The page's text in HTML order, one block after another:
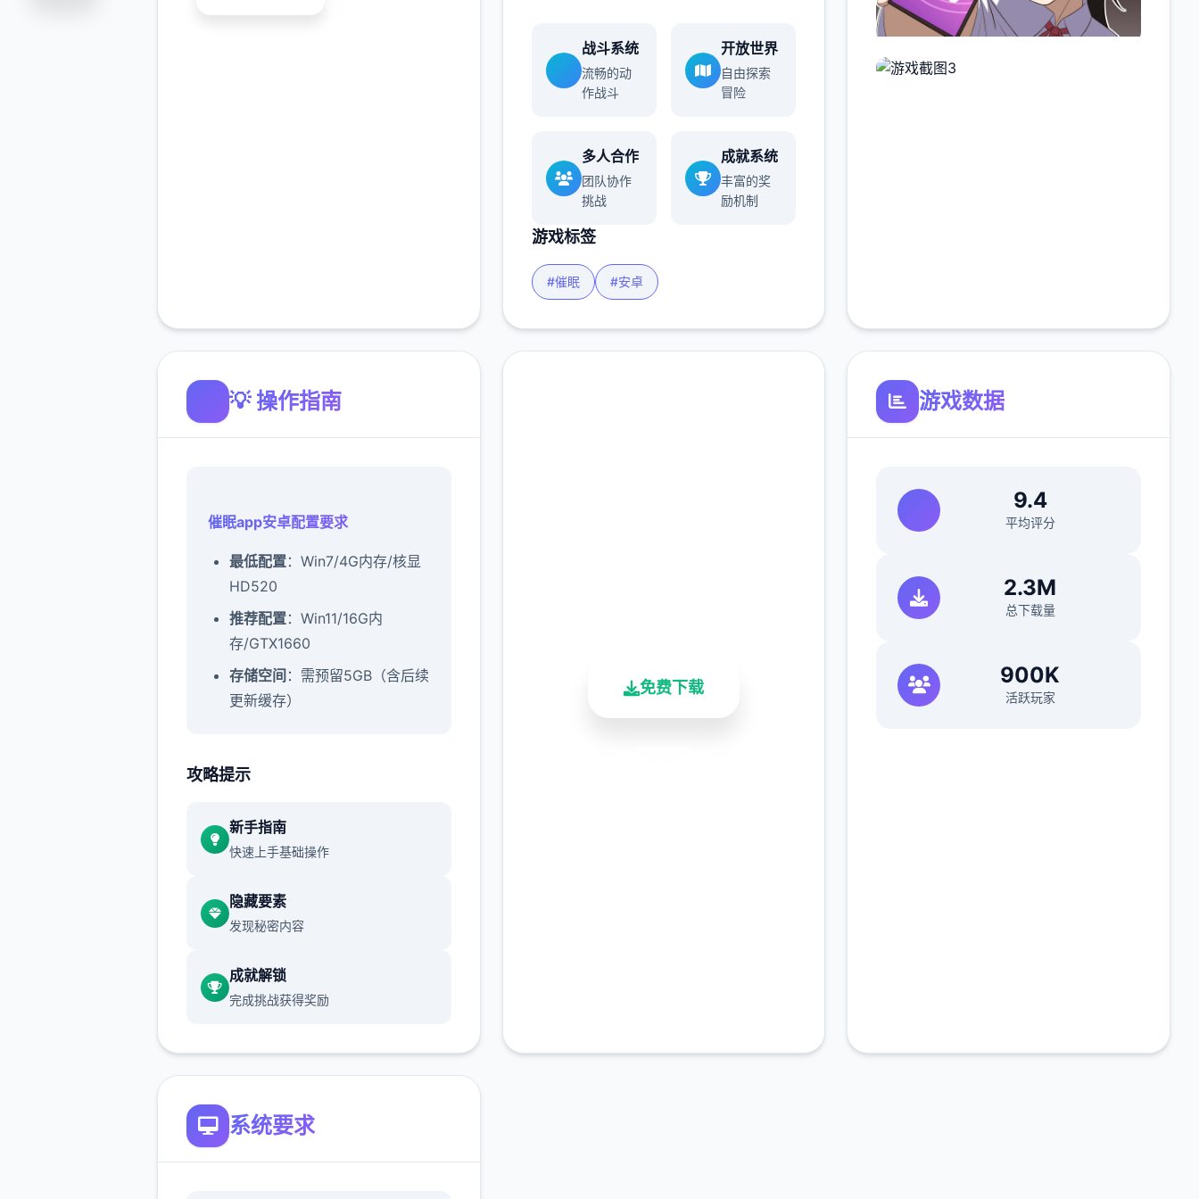
战斗系统
流畅的动
作战斗
开放世界
自由探索
冒险
多人合作
团队协作
挑战
成就系统
丰富的奖
励机制
游戏标签
#催眠 #安卓
💡 操作指南
催眠app安卓配置要求
​最低配置​​：Win7/4G内存/核显
HD520
​推荐配置​​：Win11/16G内
存/GTX1660
​存储空间​ ​：需预留5GB（含后续
更新缓存）
催眠app攻略：
新增chuang戏功能
现在可以进行床戏教学了
体育仓库和保健室均可触发chuang
戏，但目前体育仓库尚未实装
但为方便进度报告版体验，现调整
为角色等级≥10时开放
新增毛剃除功能
该功能其实早已开发完成，但因未
攻略提示
新手指南
快速上手基础操作
隐藏要素
发现秘密内容
成就解锁
完成挑战获得奖励
免费下载
游戏数据
9.4
平均评分
2.3M
总下载量
900K
活跃玩家
系统要求